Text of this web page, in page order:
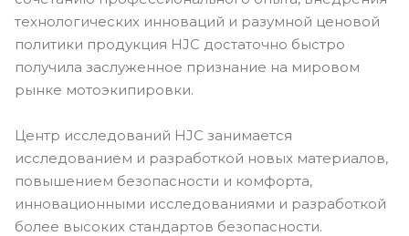
технологических инноваций и разумной ценовой
политики продукция HJC достаточно быстро
получила заслуженное признание на мировом
рынке мотоэкипировки.
Центр исследований HJC занимается
исследованием и разработкой новых материалов,
повышением безопасности и комфорта,
инновационными исследованиями и разработкой
более высоких стандартов безопасности.